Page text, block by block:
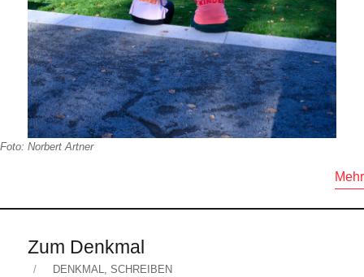
Foto: Norbert Artner
Mehr
Zum Denkmal
Veröffentlicht
KATEGORIEN
DENKMAL,SCHREIBEN